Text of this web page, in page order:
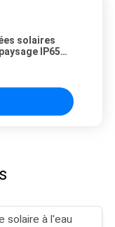
solaires
IP65
solaire à l'eau